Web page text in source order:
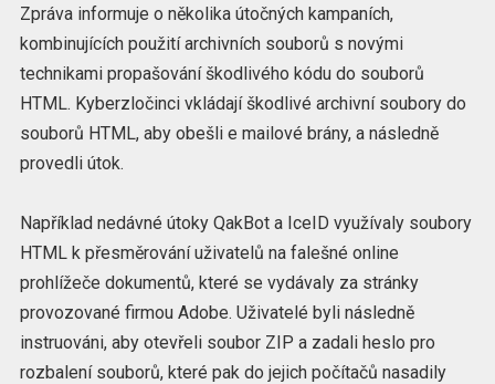
Zpráva informuje o několika útočných kampaních,
kombinujících použití archivních souborů s novými
technikami propašování škodlivého kódu do souborů
HTML. Kyberzločinci vkládají škodlivé archivní soubory do
souborů HTML, aby obešli e mailové brány, a následně
provedli útok.
Například nedávné útoky QakBot a IceID využívaly soubory
HTML k přesměrování uživatelů na falešné online
prohlížeče dokumentů, které se vydávaly za stránky
provozované firmou Adobe. Uživatelé byli následně
instruováni, aby otevřeli soubor ZIP a zadali heslo pro
rozbalení souborů, které pak do jejich počítačů nasadily